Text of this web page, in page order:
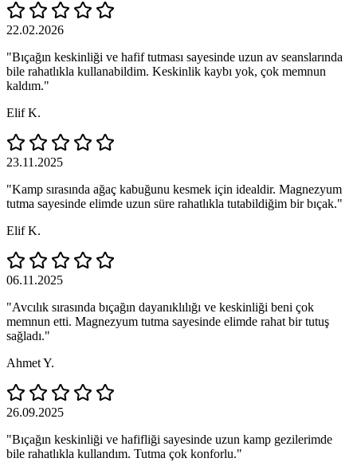
22.02.2026
"Bıçağın keskinliği ve hafif tutması sayesinde uzun av seanslarında
bile rahatlıkla kullanabildim. Keskinlik kaybı yok, çok memnun
kaldım."
Elif K.
23.11.2025
"Kamp sırasında ağaç kabuğunu kesmek için idealdir. Magnezyum
tutma sayesinde elimde uzun süre rahatlıkla tutabildiğim bir bıçak."
Elif K.
06.11.2025
"Avcılık sırasında bıçağın dayanıklılığı ve keskinliği beni çok
memnun etti. Magnezyum tutma sayesinde elimde rahat bir tutuş
sağladı."
Ahmet Y.
26.09.2025
"Bıçağın keskinliği ve hafifliği sayesinde uzun kamp gezilerimde
bile rahatlıkla kullandım. Tutma çok konforlu."